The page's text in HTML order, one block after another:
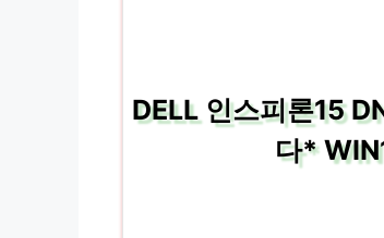
DELL 인스피론15
다*